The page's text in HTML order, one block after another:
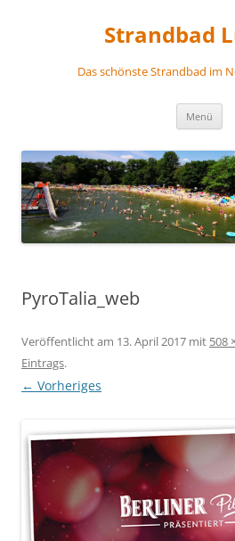
Strandbad
Das schönste Strandbad im
Menü
PyroTalia_web
Veröffentlicht am 13. April 2017 mit 508
Eintrags.
← Vorheriges